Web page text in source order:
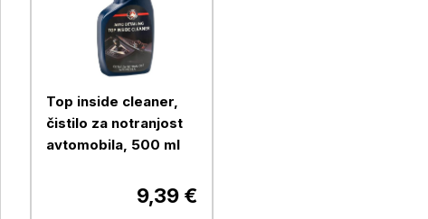
Top inside cleaner,
čistilo za notranjost
avtomobila, 500 ml
9,39 €